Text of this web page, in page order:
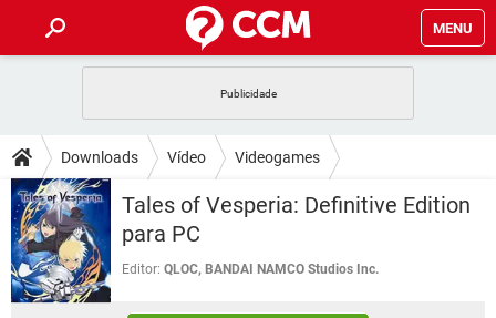
MENU
CELULAR FACEBOOK
OUTLOOK EXCEL
INSTAGRAM
GUIA DE COMPRAS
DICAS
JOGOS WHATSAPP
CELULAR
OUTLOOK
INSTAGRAM
DOWNLOADS
JOGOS
CELULAR FACEBOOK
EXCEL
FÓRUM
JOGOS
Downloads Vídeo Videogames
Tales of Vesperia: Definitive Edition
para PC
Editor: QLOC, BANDAI NAMCO Studios Inc.